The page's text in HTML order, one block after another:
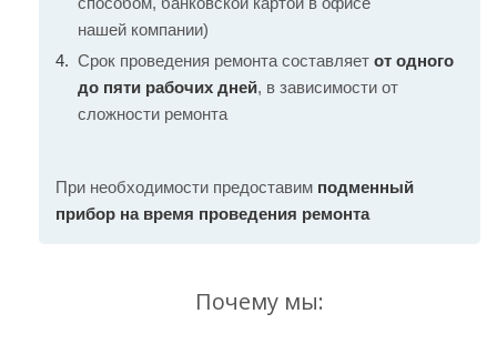
нашей компании)
Срок проведения ремонта составляет от одного
до пяти рабочих дней, в зависимости от
сложности ремонта
При необходимости предоставим подменный
прибор на время проведения ремонта
Почему мы: